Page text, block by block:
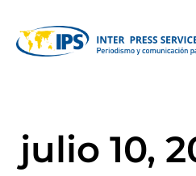
julio 10,